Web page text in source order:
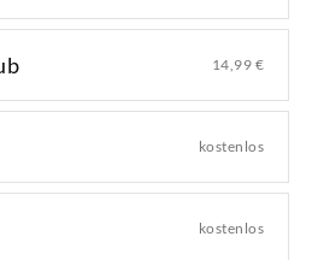
14,99 €
kostenlos
kostenlos